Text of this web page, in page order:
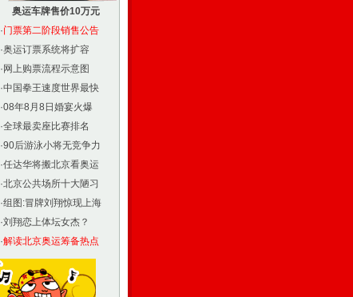
奥运车牌售价10万元
·门票第二阶段销售公告
·奥运订票系统将扩容
· 网上购票流程示意图
·中国拳王速度世界最快
·08年8月8日婚宴火爆
·全球最卖座比赛排名
·90后游泳小将无竞争力
·任达华将搬北京看奥运
·北京公共场所十大陋习
·组图:冒牌刘翔惊现上海
·刘翔恋上体坛女杰？
·解读北京奥运筹备热点